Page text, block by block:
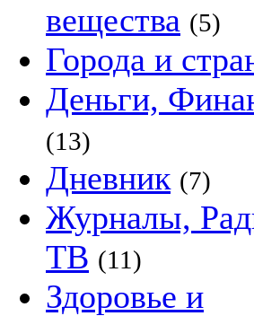
вещества (5)
Города и
Деньги,
(13)
Дневник (7)
Журналы,
ТВ (11)
Здоровье и